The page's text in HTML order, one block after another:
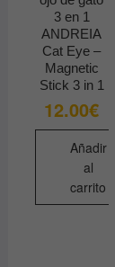
3 en 1
ANDREIA
Cat Eye –
Magnetic
Stick 3 in 1
12.00€
Añadir
al
carrito